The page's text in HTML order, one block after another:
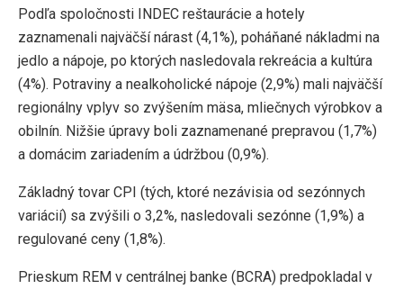
Podľa spoločnosti INDEC reštaurácie a hotely
zaznamenali najväčší nárast (4,1%), poháňané nákladmi na
jedlo a nápoje, po ktorých nasledovala rekreácia a kultúra
(4%). Potraviny a nealkoholické nápoje (2,9%) mali najväčší
regionálny vplyv so zvýšením mäsa, mliečnych výrobkov a
obilnín. Nižšie úpravy boli zaznamenané prepravou (1,7%)
a domácim zariadením a údržbou (0,9%).
Základný tovar CPI (tých, ktoré nezávisia od sezónnych
variácií) sa zvýšili o 3,2%, nasledovali sezónne (1,9%) a
regulované ceny (1,8%).
Prieskum REM v centrálnej banke (BCRA) predpokladal v